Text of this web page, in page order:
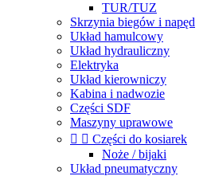
TUR/TUZ
Skrzynia biegów i napęd
Układ hamulcowy
Układ hydrauliczny
Elektryka
Układ kierowniczy
Kabina i nadwozie
Części SDF
Maszyny uprawowe
  Części do kosiarek
Noże / bijaki
Układ pneumatyczny